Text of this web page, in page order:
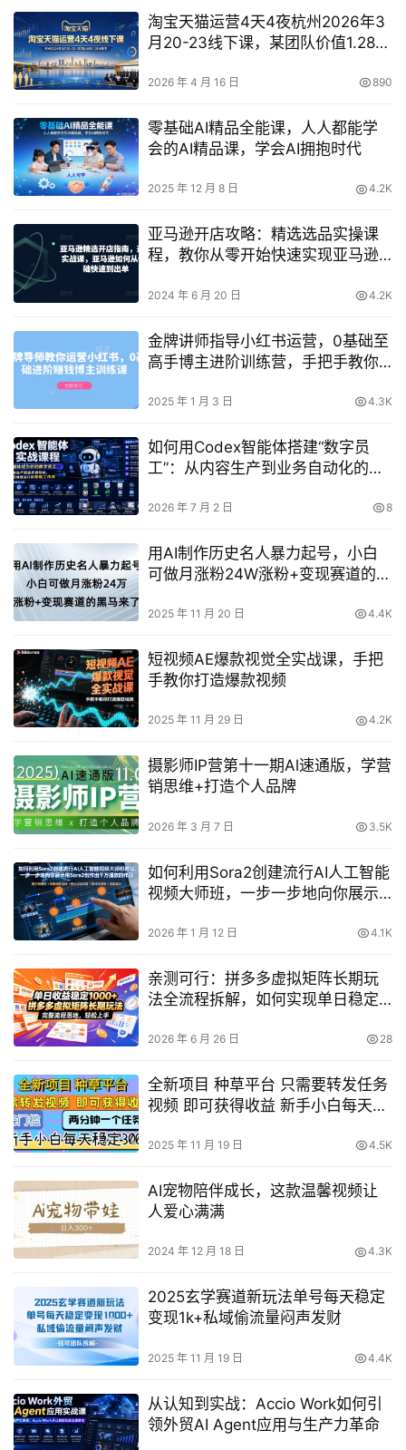
淘宝天猫运营4天4夜杭州2026年3
月20-23线下课，某团队价值1.28W
2026 年 4 月 16 日 890
零基础AI精品全能课，人人都能学
会的AI精品课，学会AI拥抱时代
2025 年 12 月 8 日 4.2K
亚马逊开店攻略：精选选品实操课
程，教你从零开始快速实现亚马逊
2024 年 6 月 20 日 4.2K
金牌讲师指导小红书运营，0基础至
高手博主进阶训练营，手把手教你
2025 年 1 月 3 日 4.3K
如何用Codex智能体搭建“数字员
工”：从内容生产到业务自动化的完
2026 年 7 月 2 日 8
用AI制作历史名人暴力起号，小白
可做月涨粉24W涨粉+变现赛道的黑
2025 年 11 月 20 日 4.4K
短视频AE爆款视觉全实战课，手把
手教你打造爆款视频
2025 年 11 月 29 日 4.2K
摄影师IP营第十一期Al速通版，学营
销思维+打造个人品牌
2026 年 3 月 7 日 3.5K
如何利用Sora2创建流行AI人工智能
视频大师班，一步一步地向你展示
2026 年 1 月 12 日 4.1K
亲测可行：拼多多虚拟矩阵长期玩
法全流程拆解，如何实现单日稳定
2026 年 6 月 26 日 28
全新项目 种草平台 只需要转发任务
视频 即可获得收益 新手小白每天稳
2025 年 11 月 19 日 4.5K
AI宠物陪伴成长，这款温馨视频让
人爱心满满
2024 年 12 月 18 日 4.3K
2025玄学赛道新玩法单号每天稳定
变现1k+私域偷流量闷声发财
2025 年 11 月 19 日 4.4K
从认知到实战：Accio Work如何引
领外贸AI Agent应用与生产力革命